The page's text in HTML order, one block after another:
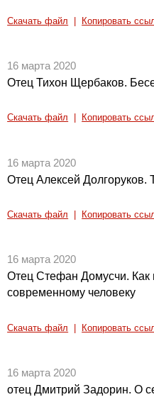
Скачать файл Копировать
16 марта 2020
Отец Тихон Щербаков.
Скачать файл Копировать
16 марта 2020
Отец Алексей Долгоруков.
Скачать файл Копировать
16 марта 2020
Отец Стефан Домусчи. Как
современному человеку
Скачать файл Копировать
16 марта 2020
отец Дмитрий Задорин. О